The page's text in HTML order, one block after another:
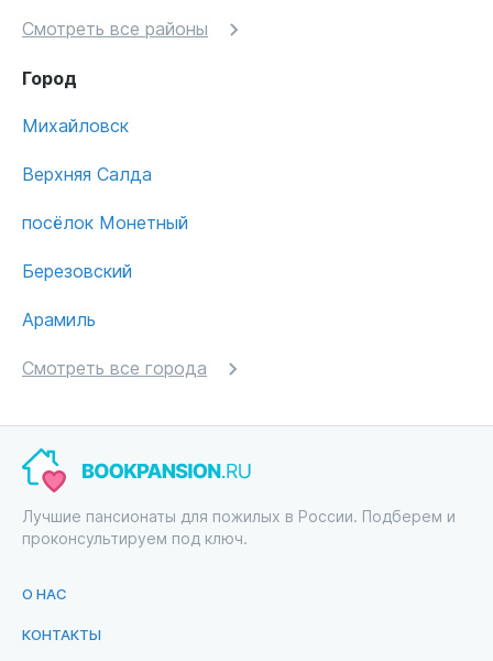
Смотреть все районы
Город
Михайловск
Верхняя Салда
посёлок Монетный
Березовский
Арамиль
Смотреть все города
Лучшие пансионаты для пожилых в России. Подберем и
проконсультируем под ключ.
О НАС
КОНТАКТЫ